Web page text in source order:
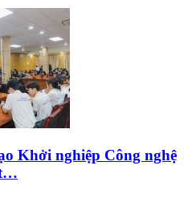
Khởi nghiệp Công nghệ